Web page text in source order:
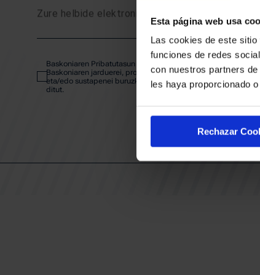
Esta página web usa
Las cookies de este
funciones de redes
con nuestros partners
les haya proporcionado
Rechazar
KLUBA
Zure helbide elektronikoa
Baskoniaren Pribatutasun politika irakurri eta onartzen dut eta
Baskoniaren jarduerei, produktuei, zerbitzuei, lehiaketei,
eta/edo sustapenei buruzko komunikazio elektronikoak jaso
ditut.